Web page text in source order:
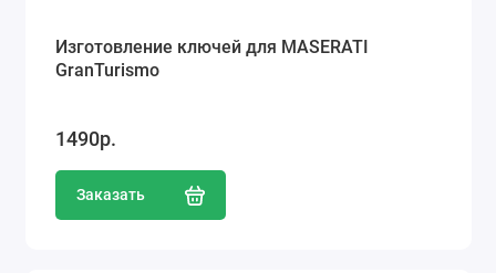
Изготовление ключей для MASERATI
GranTurismo
1490р.
Заказать